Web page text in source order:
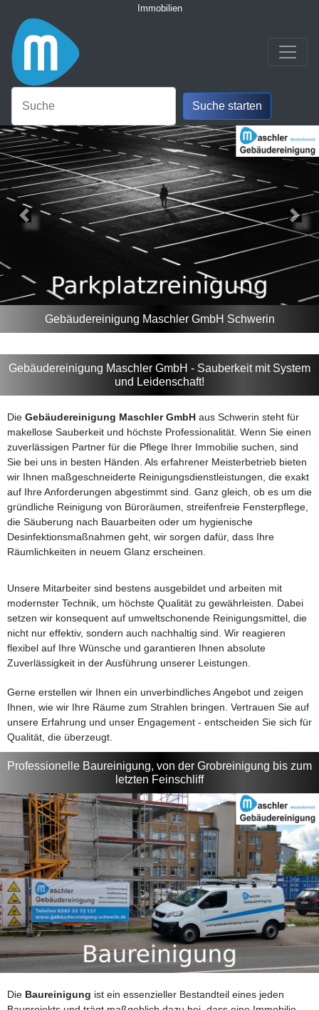
Immobilien
Gebäudereinigung Maschler GmbH Schwerin
Gebäudereinigung Maschler GmbH - Sauberkeit mit System
und Leidenschaft!
Die Gebäudereinigung Maschler GmbH aus Schwerin steht für
makellose Sauberkeit und höchste Professionalität. Wenn Sie einen
zuverlässigen Partner für die Pflege Ihrer Immobilie suchen, sind
Sie bei uns in besten Händen. Als erfahrener Meisterbetrieb bieten
wir Ihnen maßgeschneiderte Reinigungsdienstleistungen, die exakt
auf Ihre Anforderungen abgestimmt sind. Ganz gleich, ob es um die
gründliche Reinigung von Büroräumen, streifenfreie Fensterpflege,
die Säuberung nach Bauarbeiten oder um hygienische
Desinfektionsmaßnahmen geht, wir sorgen dafür, dass Ihre
Räumlichkeiten in neuem Glanz erscheinen.
Unsere Mitarbeiter sind bestens ausgebildet und arbeiten mit
modernster Technik, um höchste Qualität zu gewährleisten. Dabei
setzen wir konsequent auf umweltschonende Reinigungsmittel, die
nicht nur effektiv, sondern auch nachhaltig sind. Wir reagieren
flexibel auf Ihre Wünsche und garantieren Ihnen absolute
Zuverlässigkeit in der Ausführung unserer Leistungen.
Gerne erstellen wir Ihnen ein unverbindliches Angebot und zeigen
Ihnen, wie wir Ihre Räume zum Strahlen bringen. Vertrauen Sie auf
unsere Erfahrung und unser Engagement - entscheiden Sie sich für
Qualität, die überzeugt.
Professionelle Baureinigung, von der Grobreinigung bis zum
letzten Feinschliff
Die Baureinigung ist ein essenzieller Bestandteil eines jeden